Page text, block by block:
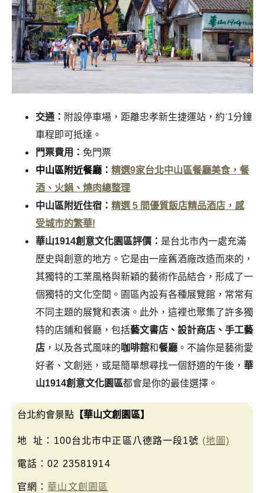
交通： 附設停車場，距離忠孝新生捷運站，約ˊ1分鐘
車程即可抵達。
門票費用： 免門票
中山區附近餐廳： 精選9家台北中山區餐廳美食，餐
酒、火鍋、燒肉總整理
中山區附近住宿： 精選 5 間優質飯店精品酒店，感
受城市的繁華!
華山1914創意文化園區評價： 是台北市內一處充滿
歷史與創意的地方。它是由一座舊酒廠改造而來的，
其獨特的工業風格與新穎的藝術作品結合，形成了一
個獨特的文化空間。園區內設有各種展覽館，常常有
不同主題的展覽和表演。此外，這裡也聚集了許多獨
特的店鋪和餐廳，包括藝文書店、設計商店、手工藝
店 ，以及各式風味的咖啡館和餐廳 。不論你是藝術愛
好者、文創迷，或是簡單想尋找一個舒適的午後， 華
山1914創意文化園區都會是你的最佳選擇。
台北約會景點 【華山文創園區】
地 址：100台北市中正區八德路一段1號 (地圖)
電話：02 23581914
官網：華山文創園區